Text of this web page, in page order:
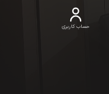
حساب کاربری